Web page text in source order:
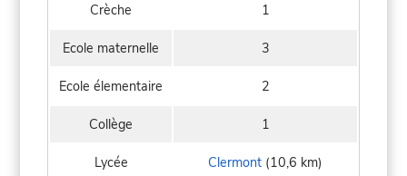
Crèche 1
Ecole maternelle 3
Ecole élementaire 2
Collège 1
Lycée Clermont (10,6 km)